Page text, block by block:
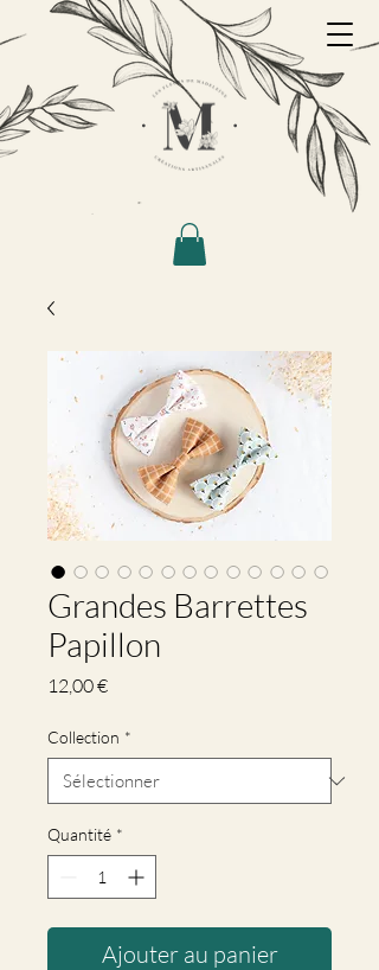
Grandes Barrettes
Papillon
12,00 €Prix
Collection *
Quantité *
Ajouter au panier